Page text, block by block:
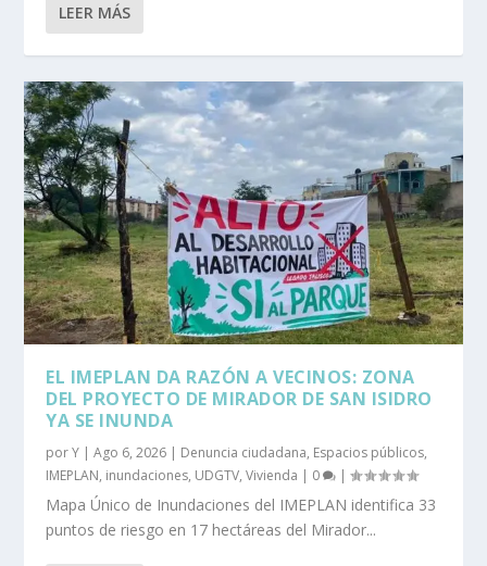
LEER MÁS
EL IMEPLAN DA RAZÓN A VECINOS: ZONA
DEL PROYECTO DE MIRADOR DE SAN ISIDRO
YA SE INUNDA
porY |Ago 6, 2026 | Denuncia ciudadana, Espacios públicos,
IMEPLAN, inundaciones, UDGTV,Vivienda | 0 |
Mapa Único de Inundaciones del IMEPLAN identifica 33
puntos de riesgo en 17 hectáreas del Mirador...